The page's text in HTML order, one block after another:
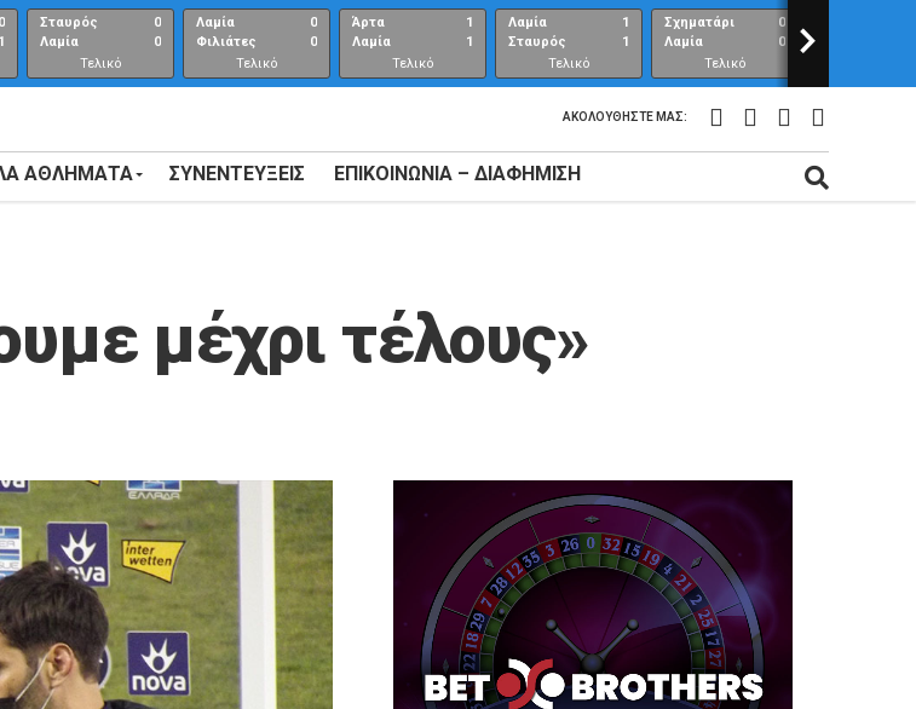
0
1
Σταυρός
Λαμία
0
0
Τελικό
αποτέλεσμα
Λαμία
Φιλιάτες
0
0
Τελικό
Αποτέλεσμα
Άρτα
Λαμία
1
1
Τελικό
αποτέλεσμα
Λαμία
Σταυρός
1
1
Τελικό
αποτέλεσμα
Σχηματάρι
Λαμία
0
0
Τελικό
αποτέλεσμα
>
ΑΚΟΛΟΥΘΉΣΤΕ ΜΑΣ:
ΑΘΛΗΜΑΤΑ ΣΥΝΕΝΤΕΎΞΕΙΣ ΕΠΙΚΟΙΝΩΝΊΑ – ΔΙΑΦΉΜΙΣΗ
μέχρι τέλους»